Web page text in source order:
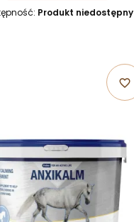
Produkt niedostępny
favorite_border